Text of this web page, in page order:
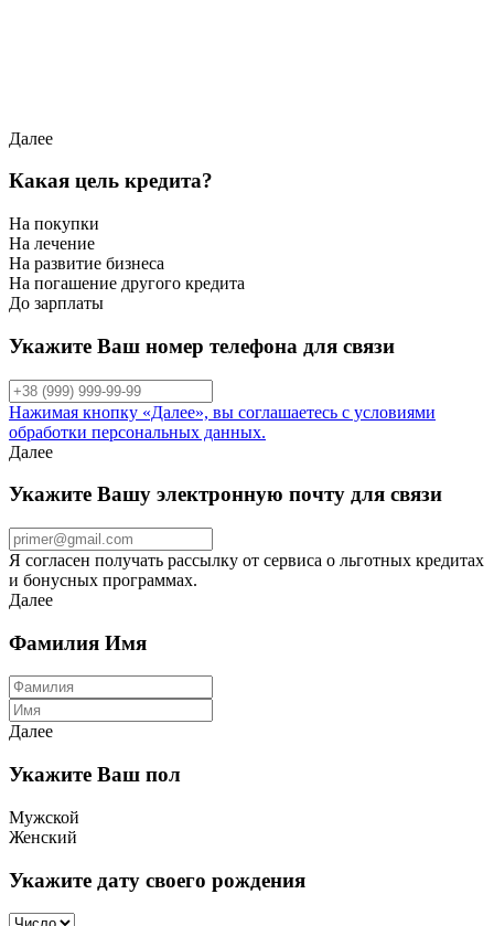
Далее
Какая цель кредита?
На покупки
На лечение
На развитие бизнеса
На погашение другого кредита
До зарплаты
Укажите Ваш номер телефона для связи
Нажимая кнопку «Далее», вы соглашаетесь с условиями
обработки персональных данных.
Далее
Укажите Вашу электронную почту для связи
Я согласен получать рассылку от сервиса о льготных кредитах
и бонусных программах.
Далее
Фамилия Имя
Далее
Укажите Ваш пол
Мужской
Женский
Укажите дату своего рождения